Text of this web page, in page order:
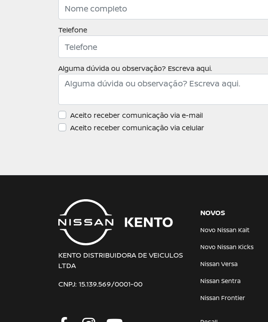
Telefone
Alguma dúvida ou observação? Escreva aqui.
Aceito receber comunicação via e-mail
Aceito receber comunicação via celular
KENTO DISTRIBUIDORA DE VEICULOS
LTDA
CNPJ: 15.139.569/0001-00
NOVOS
Novo Nissan Kait
Novo Nissan Kicks
Nissan Versa
Nissan Sentra
Nissan Frontier